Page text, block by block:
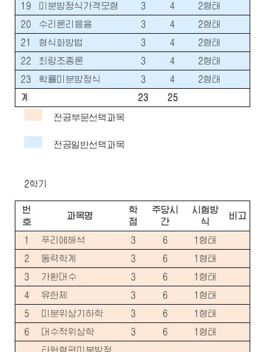
19 미분방정식가격모형 3 4 2형태
20 수리론리응용 3 4 2형태
21 형식화방법 3 4 2형태
22 최량조종론 3 4 2형태
23 확률미분방정식 3 4 2형태
계 23 25
전공부문선택과목
전공일반선택과목
2학기
번
호
과목명
학
점
주당시
간
시험방
식
비고
1 푸리에해석 3 6 1형태
2 동력학계 3 6 1형태
3 가환대수 3 6 1형태
4 유한체 3 6 1형태
5 미분위상기하학 3 6 1형태
6 대수적위상학 3 6 1형태
타원형편미분방정